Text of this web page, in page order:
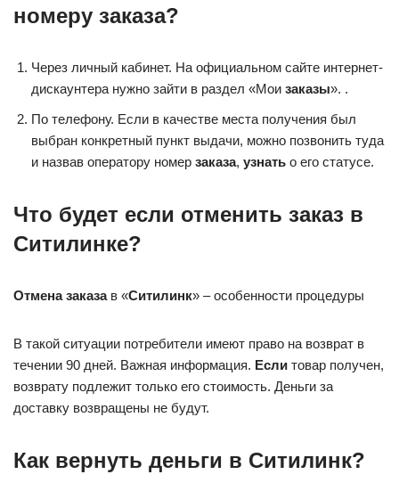
номеру заказа?
Через личный кабинет. На официальном сайте интернет-
дискаунтера нужно зайти в раздел «Мои заказы». .
По телефону. Если в качестве места получения был
выбран конкретный пункт выдачи, можно позвонить туда
и назвав оператору номер заказа, узнать о его статусе.
Что будет если отменить заказ в
Ситилинке?
Отмена заказав «Ситилинк» – особенности процедуры
В такой ситуации потребители имеют право на возврат в
течении 90 дней. Важная информация. Если товар получен,
возврату подлежит только его стоимость. Деньги за
доставку возвращены не будут.
Как вернуть деньги в Ситилинк?